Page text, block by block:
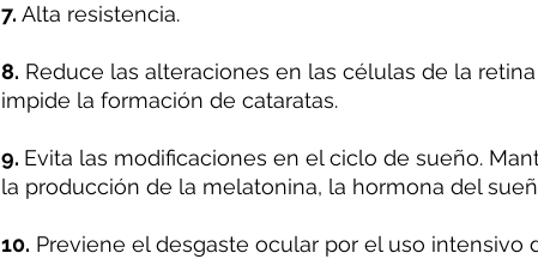
7. Alta resistencia.
8. Reduce las alteraciones en las células de la
impide la formación de cataratas.
9. Evita las modificaciones en el ciclo de sueño.
la producción de la melatonina, la hormona del
10. Previene el desgaste ocular por el uso intensivo